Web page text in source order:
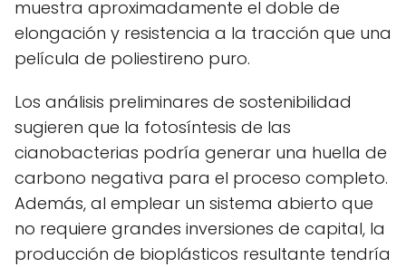
muestra aproximadamente el doble de
elongación y resistencia a la tracción que una
película de poliestireno puro.
Los análisis preliminares de sostenibilidad
sugieren que la fotosíntesis de las
cianobacterias podría generar una huella de
carbono negativa para el proceso completo.
Además, al emplear un sistema abierto que
no requiere grandes inversiones de capital, la
producción de bioplásticos resultante tendría